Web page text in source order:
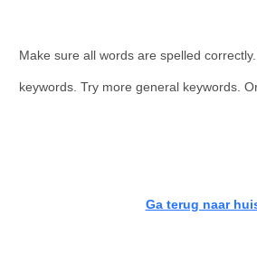
Make sure all words are spelled
keywords. Try more general keywords.
Ga terug naar